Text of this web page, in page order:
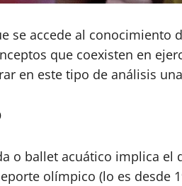
se accede al
que coexisten en
en este tipo de análisis
o ballet acuático implica
olímpico (lo es desde